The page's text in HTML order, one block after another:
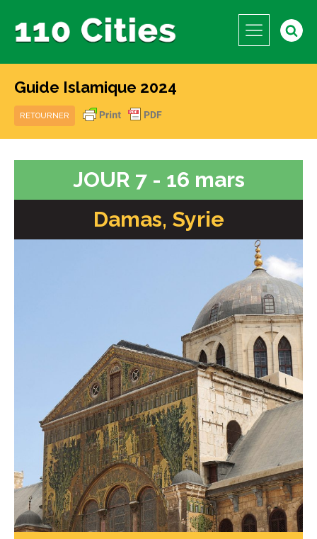
Guide Islamique 2024
RETOURNER
JOUR 7 - 16 mars
Damas, Syrie